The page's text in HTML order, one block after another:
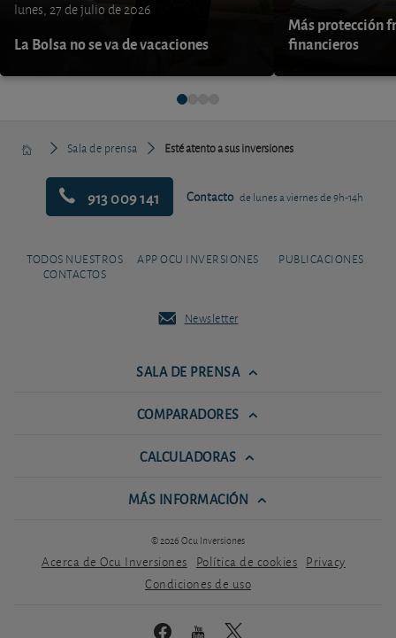
lunes, 27 de julio de 2026
La Bolsa no se va de vacaciones
Más protección
financieros
Sala de prensa Esté atento a sus inversiones
913 009 141 Contacto de lunes a viernes de 9h-14h
TODOS NUESTROS
CONTACTOS
APP OCU INVERSIONES PUBLICACIONES
Newsletter
SALA DE PRENSA
COMPARADORES
CALCULADORAS
MÁS INFORMACIÓN
© 2026 Ocu Inversiones
Acerca de Ocu Inversiones Política de cookies Privacy
Condiciones de uso